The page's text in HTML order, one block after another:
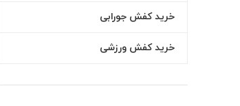
خرید کفش جورابی
خرید کفش ورزشی